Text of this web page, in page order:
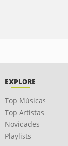
EXPLORE
Top Músicas
Top Artistas
Novidades
Playlists